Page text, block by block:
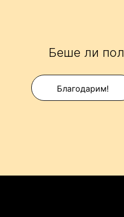
Беше ли
Благодарим!